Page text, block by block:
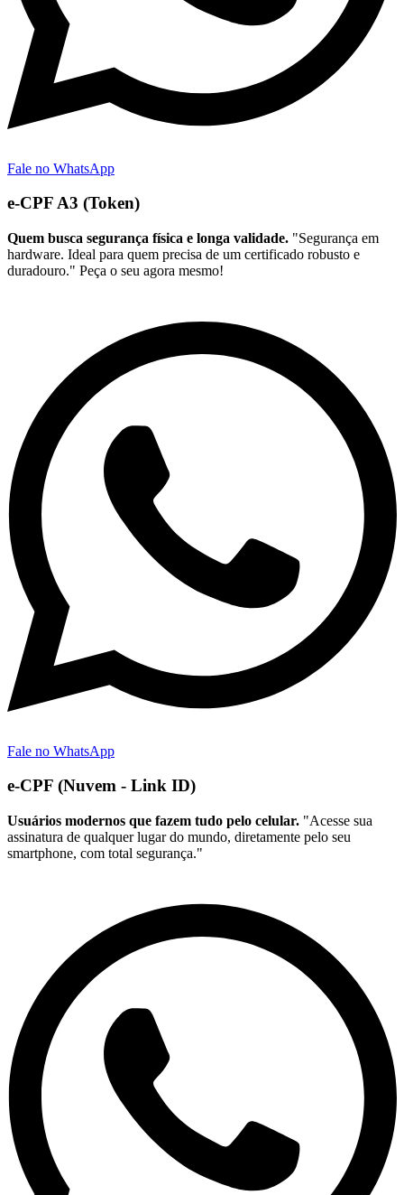
Fale no WhatsApp
e-CPF A3 (Token)
Quem busca segurança física e longa validade. "Segurança em
hardware. Ideal para quem precisa de um certificado robusto e
duradouro." Peça o seu agora mesmo!
Fale no WhatsApp
e-CPF (Nuvem - Link ID)
Usuários modernos que fazem tudo pelo celular. "Acesse sua
assinatura de qualquer lugar do mundo, diretamente pelo seu
smartphone, com total segurança."